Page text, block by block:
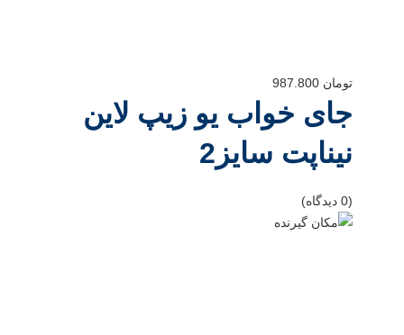
تومان
جای خواب یو زیپ لاین
نیناپت سایز2
(0 دیدگاه)